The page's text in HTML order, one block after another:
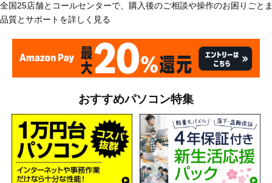
全国25店舗とコールセンターで、購入後のご相談や操作のお困りごと
品質とサポートを詳しく見る
おすすめパソコン特集